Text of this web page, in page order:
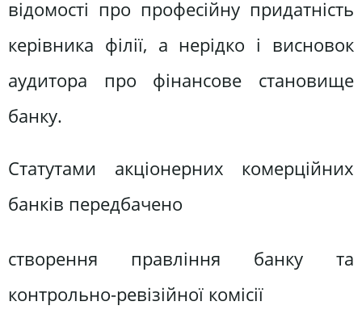
відомості про професійну придатність
керівника філії, а нерідко і висновок
аудитора про фінансове становище
банку.
Статутами акціонерних комерційних
банків передбачено
створення правління банку та
контрольно-ревізійної комісії